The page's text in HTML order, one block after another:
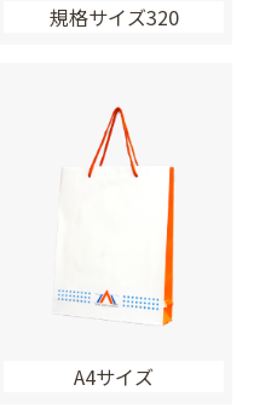
規格サイズ320
A4サイズ